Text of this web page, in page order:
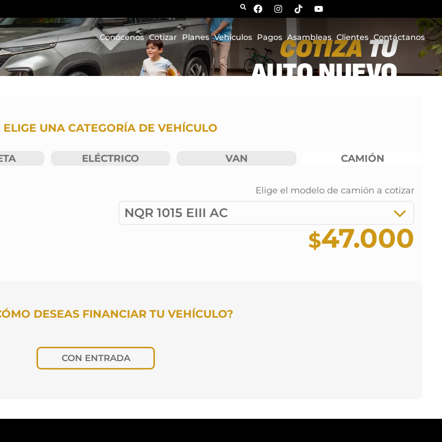
Conócenos Cotizar Planes Vehículos Pagos Asambleas Clientes Contáctanos
ELIGE UNA CATEGORÍA DE VEHÍCULO
ELÉCTRICO VAN CAMIÓN
Elige el modelo de camión a cotizar
NQR 1015 EIII AC
47.000
DESEAS FINANCIAR TU VEHÍCULO?
CON ENTRADA
Cuota fija mensual